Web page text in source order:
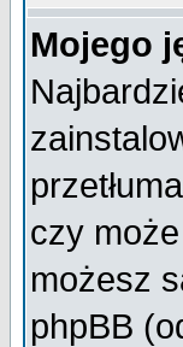
Mojego
czy
możesz
phpBB